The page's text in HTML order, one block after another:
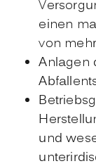
einen
von
Anlagen
und